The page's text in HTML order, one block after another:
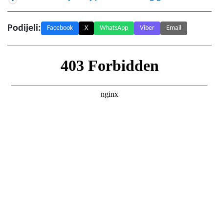
Podijeli: Facebook X WhatsApp Viber Email